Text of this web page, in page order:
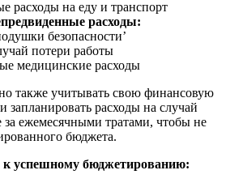
расходы на еду и транспорт
расходы:
безопасности’
потери работы
медицинские расходы
также учитывать свою финансовую
запланировать расходы на случай
ежемесячными тратами, чтобы не
бюджета.
успешному бюджетированию: